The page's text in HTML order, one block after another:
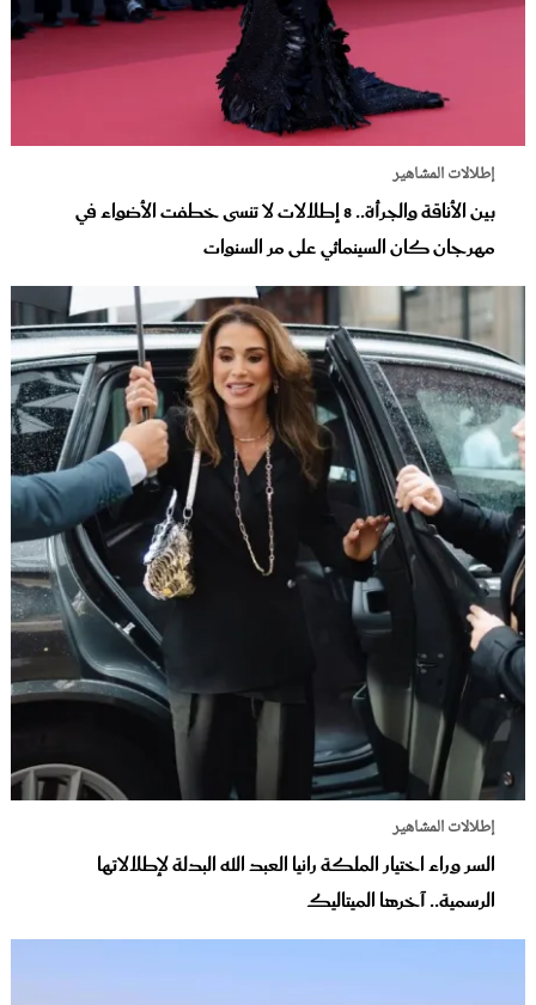
إطلالات المشاهير
بين الأناقة والجرأة.. 8 إطلالات لا تنسى خطفت الأضواء في
مهرجان كان السينمائي على مر السنوات
إطلالات المشاهير
السر وراء اختيار الملكة رانيا العبد الله البدلة لإطلالاتها
الرسمية.. آخرها الميتاليك